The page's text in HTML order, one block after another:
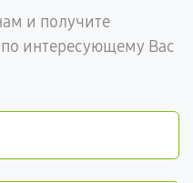
и получите
интересующему Вас